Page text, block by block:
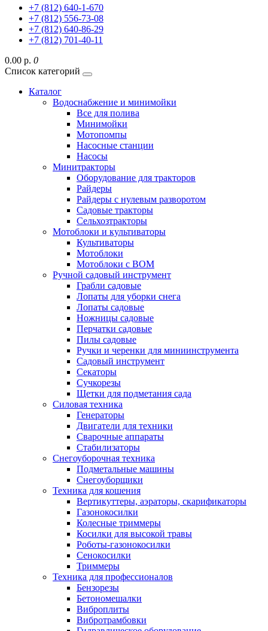
+7 (812) 640-1-670
+7 (812) 556-73-08
+7 (812) 640-86-29
+7 (812) 701-40-11
0.00 р. 0
Список категорий
Каталог
Водоснабжение и минимойки
Все для полива
Минимойки
Мотопомпы
Насосные станции
Насосы
Минитракторы
Оборудование для тракторов
Райдеры
Райдеры с нулевым разворотом
Садовые тракторы
Сельхозтракторы
Мотоблоки и культиваторы
Культиваторы
Мотоблоки
Мотоблоки с ВОМ
Ручной садовый инструмент
Грабли садовые
Лопаты для уборки снега
Лопаты садовые
Ножницы садовые
Перчатки садовые
Пилы садовые
Ручки и черенки для миниинструмента
Садовый инструмент
Секаторы
Сучкорезы
Щетки для подметания сада
Силовая техника
Генераторы
Двигатели для техники
Сварочные аппараты
Стабилизаторы
Снегоуборочная техника
Подметальные машины
Снегоуборщики
Техника для кошения
Вертикуттеры, аэраторы, скарификаторы
Газонокосилки
Колесные триммеры
Косилки для высокой травы
Роботы-газонокосилки
Сенокосилки
Триммеры
Техника для профессионалов
Бензорезы
Бетономешалки
Виброплиты
Вибротрамбовки